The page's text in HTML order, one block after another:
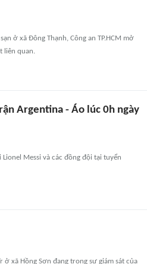
ở xã Đông Thạnh, Công an TP.HCM mở
liên quan.
Argentina - Áo lúc 0h ngày
Messi và các đồng đội tại tuyển
xã Hồng Sơn đang trong sự giám sát của